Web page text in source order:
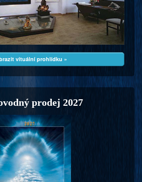
vituální prohlídku »
prodej 2027